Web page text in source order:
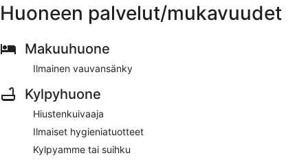
Huoneen palvelut/mukavuudet
Makuuhuone
Ilmainen vauvansänky
Kylpyhuone
Hiustenkuivaaja
Ilmaiset hygieniatuotteet
Kylpyamme tai suihku